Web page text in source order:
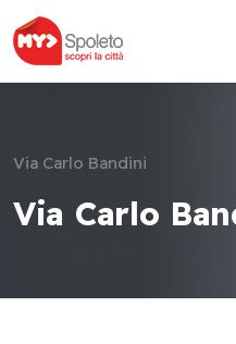
Via Carlo Bandini
Via Carlo